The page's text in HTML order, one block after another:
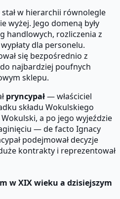
stał w hierarchii równolegle
wyżej. Jego domeną były
handlowych, rozliczenia z
dla personelu.
się bezpośrednio z
najbardziej poufnych
sklepu.
pryncypał— właściciel
składu Wokulskiego
Wokulski, a po jego wyjeździe
— de facto Ignacy
podejmował decyzje
kontrakty i reprezentował
w XIX wieku a dzisiejszym